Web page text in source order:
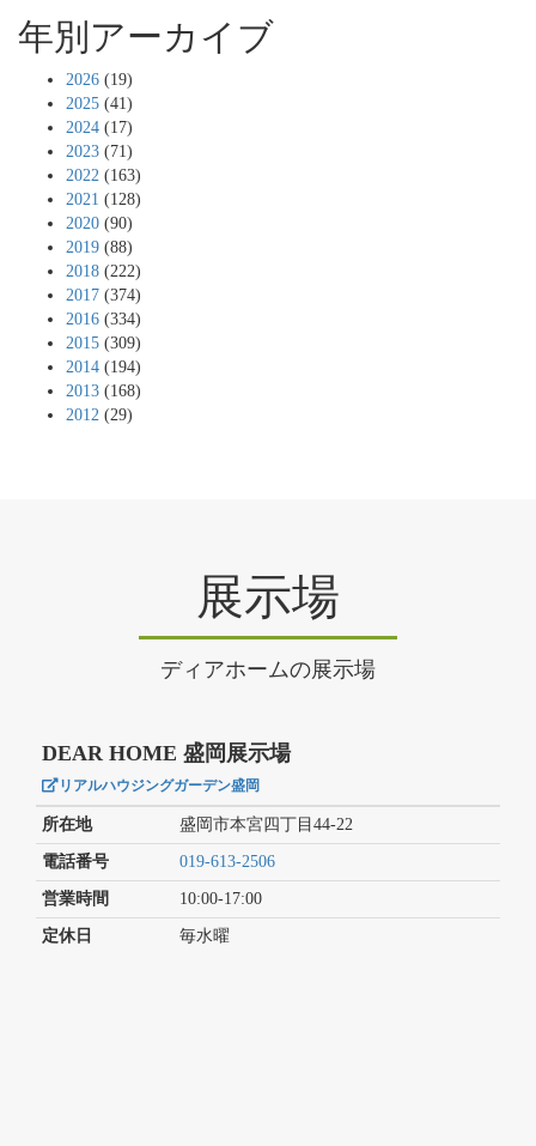
年別アーカイブ
2026 (19)
2025 (41)
2024 (17)
2023 (71)
2022 (163)
2021 (128)
2020 (90)
2019 (88)
2018 (222)
2017 (374)
2016 (334)
2015 (309)
2014 (194)
2013 (168)
2012 (29)
展示場
ディアホームの展示場
DEAR HOME 盛岡展示場
リアルハウジングガーデン盛岡
所在地 盛岡市本宮四丁目44-22
電話番号 019-613-2506
営業時間 10:00-17:00
定休日 毎水曜